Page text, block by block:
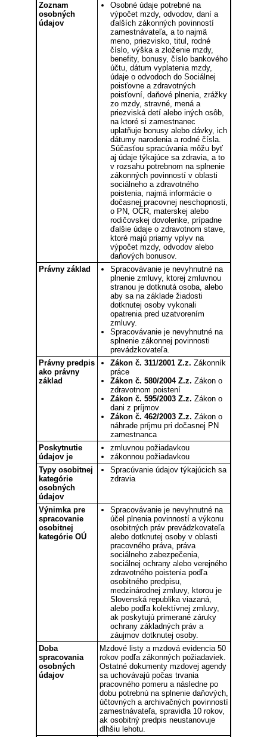
Zoznam
osobných
údajov
Osobné údaje potrebné na
výpočet mzdy, odvodov, daní a
ďalších zákonných povinností
zamestnávateľa, a to najmä
meno, priezvisko, titul, rodné
číslo, výška a zloženie mzdy,
benefity, bonusy, číslo bankového
účtu, dátum vyplatenia mzdy,
údaje o odvodoch do Sociálnej
poisťovne a zdravotných
poisťovní, daňové plnenia, zrážky
zo mzdy, stravné, mená a
priezviská detí alebo iných osôb,
na ktoré si zamestnanec
uplatňuje bonusy alebo dávky, ich
dátumy narodenia a rodné čísla.
Súčasťou spracúvania môžu byť
aj údaje týkajúce sa zdravia, a to
v rozsahu potrebnom na splnenie
zákonných povinností v oblasti
sociálneho a zdravotného
poistenia, najmä informácie o
dočasnej pracovnej neschopnosti,
o PN, OČR, materskej alebo
rodičovskej dovolenke, prípadne
ďalšie údaje o zdravotnom stave,
ktoré majú priamy vplyv na
výpočet mzdy, odvodov alebo
daňových bonusov.
Právny základ
Spracovávanie je nevyhnutné na
plnenie zmluvy, ktorej zmluvnou
stranou je dotknutá osoba, alebo
aby sa na základe žiadosti
dotknutej osoby vykonali
opatrenia pred uzatvorením
zmluvy.
Spracovávanie je nevyhnutné na
splnenie zákonnej povinnosti
prevádzkovateľa.
Právny predpis
ako právny
základ
Zákon č. 311/2001 Z.z. Zákonník
práce
Zákon č. 580/2004 Z.z. Zákon o
zdravotnom poistení
Zákon č. 595/2003 Z.z. Zákon o
dani z príjmov
Zákon č. 462/2003 Z.z. Zákon o
náhrade príjmu pri dočasnej PN
zamestnanca
Poskytnutie
údajov je
zmluvnou požiadavkou
zákonnou požiadavkou
Typy osobitnej
kategórie
osobných
údajov
Spracúvanie údajov týkajúcich sa
zdravia
Výnimka pre
spracovanie
osobitnej
kategórie OÚ
Spracovávanie je nevyhnutné na
účel plnenia povinností a výkonu
osobitných práv prevádzkovateľa
alebo dotknutej osoby v oblasti
pracovného práva, práva
sociálneho zabezpečenia,
sociálnej ochrany alebo verejného
zdravotného poistenia podľa
osobitného predpisu,
medzinárodnej zmluvy, ktorou je
Slovenská republika viazaná,
alebo podľa kolektívnej zmluvy,
ak poskytujú primerané záruky
ochrany základných práv a
záujmov dotknutej osoby.
Doba
spracovania
osobných
údajov
Mzdové listy a mzdová evidencia 50
rokov podľa zákonných požiadaviek.
Ostatné dokumenty mzdovej agendy
sa uchovávajú počas trvania
pracovného pomeru a následne po
dobu potrebnú na splnenie daňových,
účtovných a archivačných povinností
zamestnávateľa, spravidla 10 rokov,
ak osobitný predpis neustanovuje
dlhšiu lehotu.